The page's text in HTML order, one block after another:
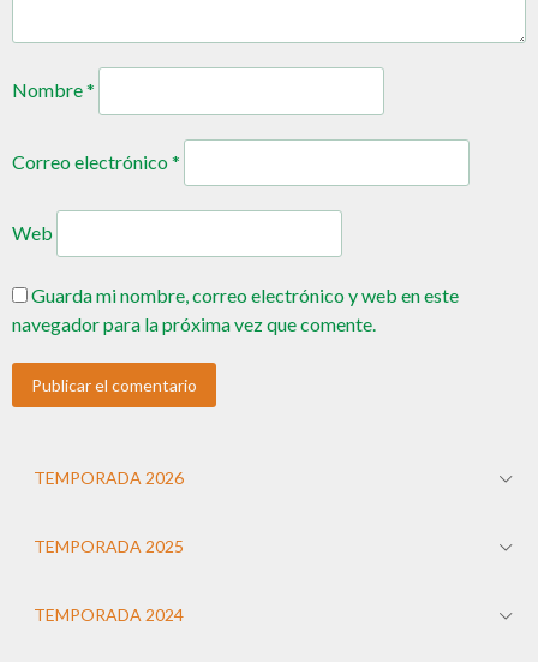
Nombre*
Correo electrónico*
Web
Guarda mi nombre, correo electrónico y web en este
navegador para la próxima vez que comente.
TEMPORADA 2026
TEMPORADA 2025
TEMPORADA 2024